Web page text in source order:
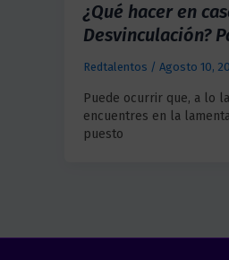
¿Qué hacer en
Desvinculación?
Redtalentos / Agosto 10,
Puede ocurrir que, a lo
encuentres en la
puesto